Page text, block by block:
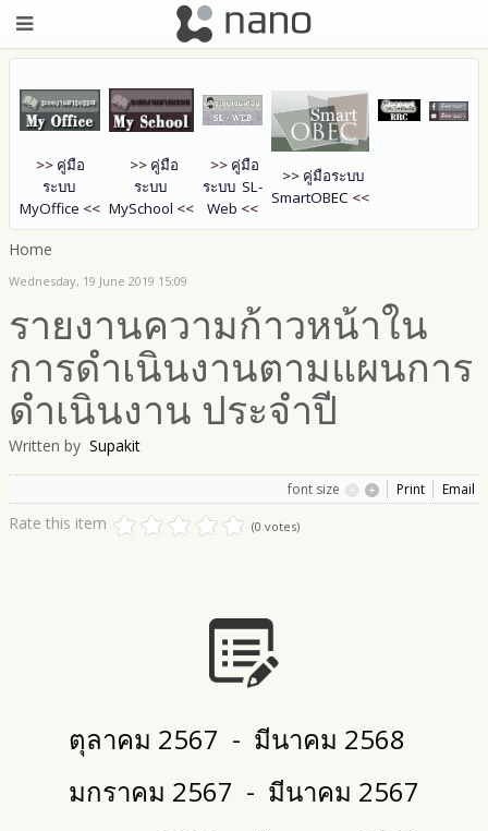
>> คู่มือ
ระบบ
MyOffice <<
>> คู่มือ
ระบบ
MySchool <<
>> คู่มือ
ระบบ SL-
Web <<
>> คู่มือระบบ
SmartOBEC <<
Home
Wednesday, 19 June 2019 15:09
รายงานความก้าวหน้าใน
การดำเนินงานตามแผนการ
ดำเนินงาน ประจำปี
Written by Supakit
font size Print Email
Rate this item (0 votes)
ตุลาคม 2567 - มีนาคม 2568
มกราคม 2567 - มีนาคม 2567